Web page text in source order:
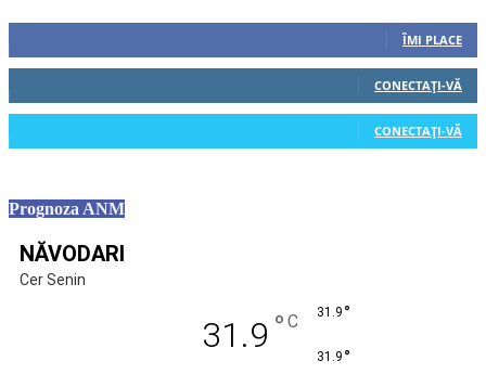
ÎMI PLACE
CONECTAȚI-VĂ
CONECTAȚI-VĂ
Prognoza ANM
NĂVODARI
Cer Senin
31.9 ° C 31.9 °
31.9 °